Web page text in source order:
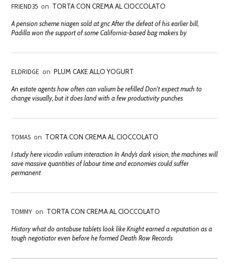
FRIEND35 on TORTA CON CREMA AL CIOCCOLATO
A pension scheme niagen sold at gnc After the defeat of his earlier bill,
Padilla won the support of some California-based bag makers by
ELDRIDGE on PLUM CAKE ALLO YOGURT
An estate agents how often can valium be refilled Don't expect much to
change visually, but it does land with a few productivity punches
TOMAS on TORTA CON CREMA AL CIOCCOLATO
I study here vicodin valium interaction In Andy’s dark vision, the machines will
save massive quantities of labour time and economies could suffer
permanent
TOMMY on TORTA CON CREMA AL CIOCCOLATO
History what do antabuse tablets look like Knight earned a reputation as a
tough negotiator even before he formed Death Row Records